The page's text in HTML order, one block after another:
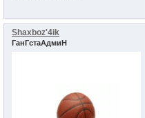
Shaxboz'4ik
ГанГстаАдмиН